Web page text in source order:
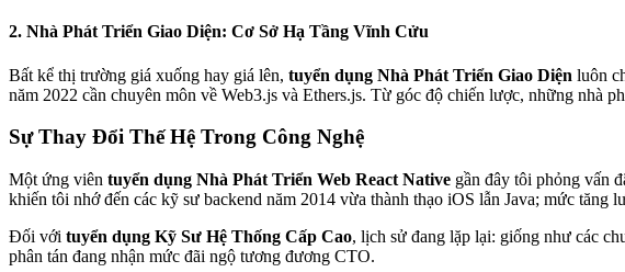
2. Nhà Phát Triển Giao Diện: Cơ Sở Hạ Tầng Vĩnh Cửu
Bất kể thị trường giá xuống hay giá lên, tuyển dụng Nhà Phát Triển Giao Diện luôn
năm 2022 cần chuyên môn về Web3.js và Ethers.js. Từ góc độ chiến lược, những
Sự Thay Đổi Thế Hệ Trong Công Nghệ
Một ứng viên tuyển dụng Nhà Phát Triển Web React Native gần đây tôi phỏng vấn
khiến tôi nhớ đến các kỹ sư backend năm 2014 vừa thành thạo iOS lẫn Java; mức tăng
Đối với tuyển dụng Kỹ Sư Hệ Thống Cấp Cao, lịch sử đang lặp lại: giống như các
phân tán đang nhận mức đãi ngộ tương đương CTO.